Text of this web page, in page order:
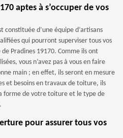
aptes à s’occuper de vos
d’une équipe d’artisans
qui pourront superviser tous vos
Pradines 19170. Comme ils ont
vous n’avez pas à vous en faire
main ; en effet, ils seront en mesure
et besoins en travaux de toiture, ils
forme de votre toiture et le type de
pour assurer tous vos